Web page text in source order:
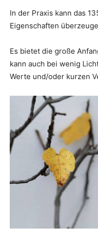
In der Praxis kann das
Eigenschaften
Es bietet die große
kann auch bei wenig
Werte und/oder kurzen